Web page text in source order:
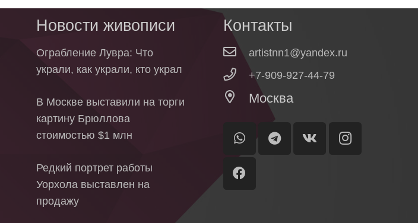
Новости живописи
Ограбление Лувра: Что
украли, как украли, кто украл
В Москве выставили на торги
картину Брюллова
стоимостью $1 млн
Редкий портрет работы
Уорхола выставлен на
продажу
Контакты
artistnn1@yandex.ru
+7-909-927-44-79
Москва